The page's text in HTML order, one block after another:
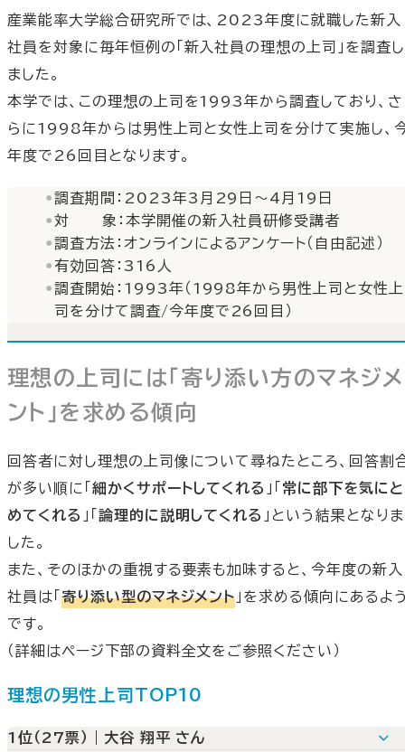
産業能率大学総合研究所では、2023年度に就職した新入
社員を対象に毎年恒例の「新入社員の理想の上司」を調査し
ました。
本学では、この理想の上司を1993年から調査しており、さ
らに1998年からは男性上司と女性上司を分けて実施し、
年度で26回目となります。
調査期間：2023年3月29日～4月19日
対 象：本学開催の新入社員研修受講者
調査方法：オンラインによるアンケート（自由記述）
有効回答：316人
調査開始：1993年（1998年から男性上司と女性上
司を分けて調査/今年度で26回目）
理想の上司には「寄り添い方のマネジメ
ント」を求める傾向
回答者に対し理想の上司像について尋ねたところ、回答割
が多い順に「 細かくサポートしてくれる 」「 常に部下を気にと
めてくれる 」「 論理的に説明してくれる 」という結果となりま
した。
また、そのほかの重視する要素も加味すると、今年度の新入
社員は「 寄り添い型のマネジメント 」を求める傾向にあるよ
です。
（詳細はページ下部の資料全文をご参照ください）
理想の男性上司TOP10
1位（27票）｜大谷 翔平 さん